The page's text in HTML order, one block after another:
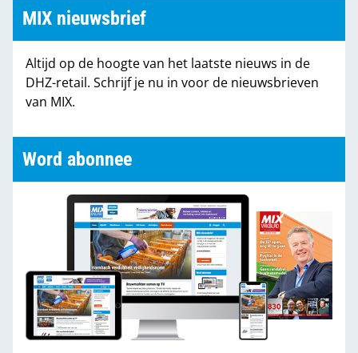
MIX nieuwsbrief
Altijd op de hoogte van het laatste nieuws in de
DHZ-retail. Schrijf je nu in voor de nieuwsbrieven
van MIX.
Word abonnee